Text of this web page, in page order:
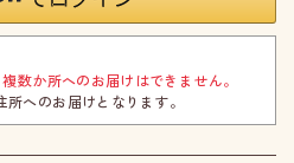
複数か所へのお届けはできません。
へのお届けとなります。